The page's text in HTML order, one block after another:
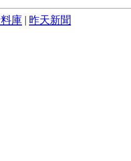
庫 昨天新聞